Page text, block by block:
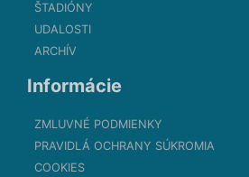
ŠTADIÓNY
UDALOSTI
ARCHÍV
Informácie
ZMLUVNÉ PODMIENKY
PRAVIDLÁ OCHRANY SÚKROMIA
COOKIES